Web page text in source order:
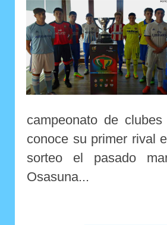
campeonato de
conoce su primer rival
sorteo el pasado
Osasuna...